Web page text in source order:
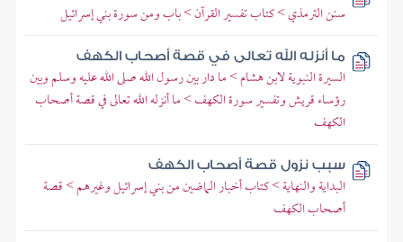
سنن الترمذي > كتاب تفسير القرآن > باب ومن سورة بني إسرائيل
ما أنزله الله تعالى في قصة أصحاب الكهف
السيرة النبوية لابن هشام > ما دار بين رسول الله صلى الله عليه وسلم وبين
رؤساء قريش وتفسير سورة الكهف > ما أنزله الله تعالى في قصة أصحاب
الكهف
سبب نزول قصة أصحاب الكهف
البداية والنهاية > كتاب أخبار الماضين من بني إسرائيل وغيرهم > قصة
أصحاب الكهف